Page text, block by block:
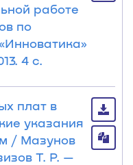
работе
по
4 с.
плат в
указания
/ Мазунов
Т. Р. —